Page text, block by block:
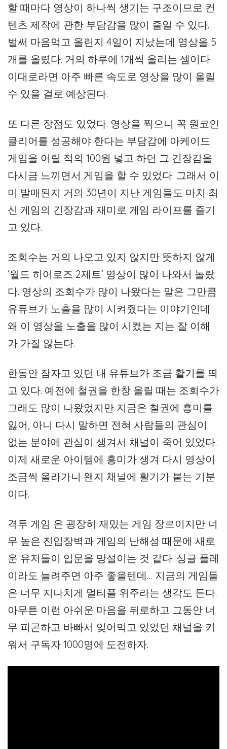
할 때마다 영상이 하나씩 생기는 구조이므로 컨
텐츠 제작에 관한 부담감을 많이 줄일 수 있다.
벌써 마음먹고 올린지 4일이 지났는데 영상을 5
개를 올렸다. 거의 하루에 1개씩 올리는 셈이다.
이대로라면 아주 빠른 속도로 영상을 많이 올릴
수 있을 걸로 예상된다.
또 다른 장점도 있었다. 영상을 찍으니 꼭 원코인
클리어를 성공해야 한다는 부담감에 아케이드
게임을 어릴 적의 100원 넣고 하던 그 긴장감을
다시금 느끼면서 게임을 할 수 있었다. 그래서 이
미 발매된지 거의 30년이 지난 게임들도 마치 최
신 게임의 긴장감과 재미로 게임 라이프를 즐기
고 있다.
조회수는 거의 나오고 있지 않지만 뜻하지 않게
‘월드 히어로즈 2제트’ 영상이 많이 나와서 놀랐
다. 영상의 조회수가 많이 나왔다는 말은 그만큼
유튜브가 노출을 많이 시켜줬다는 이야기인데
왜 이 영상을 노출을 많이 시켰는 지는 잘 이해
가 가질 않는다.
한동안 잠자고 있던 내 유튜브가 조금 활기를 띄
고 있다. 예전에 철권을 한창 올릴 때는 조회수가
그래도 많이 나왔었지만 지금은 철권에 흥미를
잃어, 아니 다시 말하면 전혀 사람들의 관심이
없는 분야에 관심이 생겨서 채널이 죽어 있었다.
이제 새로운 아이템에 흥미가 생겨 다시 영상이
조금씩 올라가니 왠지 채널에 활기가 붙는 기분
이다.
격투 게임 은 굉장히 재밌는 게임 장르이지만 너
무 높은 진입장벽과 게임의 난해성 때문에 새로
운 유저들이 입문을 망설이는 것 같다. 싱글 플레
이라도 늘려주면 아주 좋을텐데… 지금의 게임들
은 너무 지나치게 멀티플 위주라는 생각도 든다.
아무튼 이런 아쉬운 마음을 뒤로하고 그동안 너
무 피곤하고 바빠서 잊어먹고 있었던 채널을 키
워서 구독자 1000명에 도전하자.